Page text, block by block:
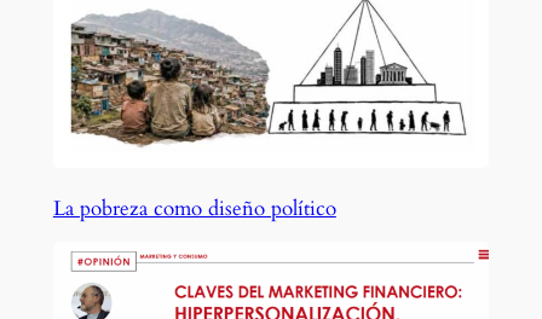
La pobreza como diseño político